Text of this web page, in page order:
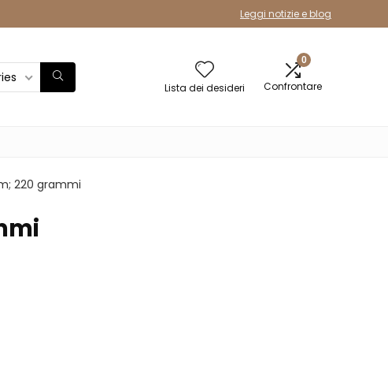
Leggi notizie e blog
Lista dei desideri
0
Confrontare
220 grammi